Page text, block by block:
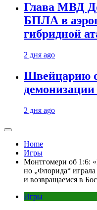
Глава МВД
БПЛА в
гибридной
2 дня ago
Швейцарию
2 дня ago
Home
Игры
Монтгомери об 1:6:
но „Флорида“
и возвращаемся в
Игры